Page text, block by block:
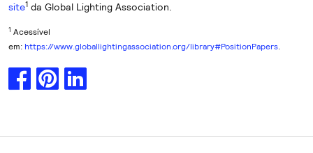
site1da Global Lighting Association.
1 Acessível
em: https://www.globallightingassociation.org/library#PositionPapers.